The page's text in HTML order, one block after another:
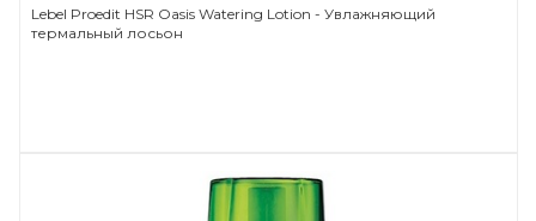
Lebel Proedit HSR Oasis Watering Lotion - Увлажняющий
термальный лосьон